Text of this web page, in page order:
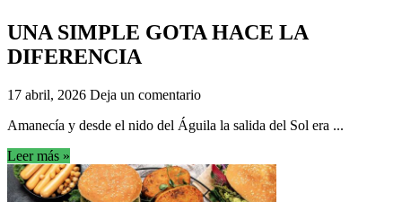
UNA SIMPLE GOTA HACE LA
DIFERENCIA
17 abril, 2026 Deja un comentario
Amanecía y desde el nido del Águila la salida del Sol era ...
Leer más »